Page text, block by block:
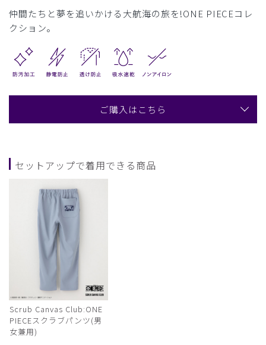
仲間たちと夢を追いかける大航海の旅を!ONE PIECEコレ
クション。
ご購入はこちら
セットアップで着用できる商品
Scrub Canvas Club:ONE
PIECEスクラブパンツ(男
女兼用)